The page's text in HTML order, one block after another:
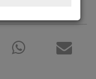
dei naviganti.